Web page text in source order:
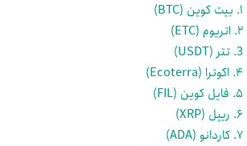
۱. بیت کوین (BTC)
۲. اتریوم (ETC)
3. تتر (USDT)
۴. اکوترا (Ecoterra)
۵. فایل کوین (FIL)
۶. ریپل (XRP)
۷. كاردانو (ADA)